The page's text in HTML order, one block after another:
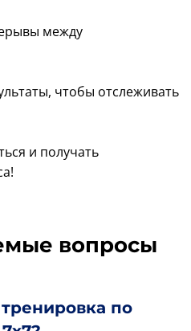
между
чтобы отслеживать
и получать
вопросы
по